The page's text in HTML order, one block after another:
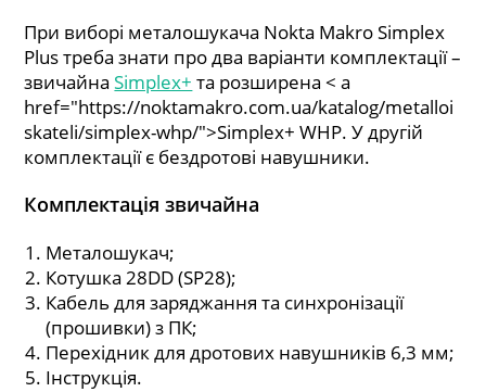
При виборі металошукача Nokta Makro Simplex
Plus треба знати про два варіанти комплектації –
звичайнаSimplex+ та розширена < a
href="https://noktamakro.com.ua/katalog/metalloi
skateli/simplex-whp/">Simplex+ WHP. У другій
комплектації є бездротові навушники.
Комплектація звичайна
Металошукач;
Котушка 28DD (SP28);
Кабель для заряджання та синхронізації
(прошивки) з ПК;
Перехідник для дротових навушників 6,3 мм;
Інструкція.